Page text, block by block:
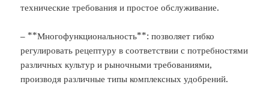
технические требования и простое обслуживание.
– **Многофункциональность**: позволяет гибко
регулировать рецептуру в соответствии с потребностями
различных культур и рыночными требованиями,
производя различные типы комплексных удобрений.